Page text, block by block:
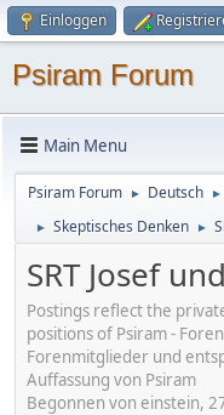
Einloggen
Psiram Forum
Main Menu
Psiram Forum ► Deutsch ►
► Skeptisches Denken ►
SRT Josef
Postings reflect the
positions of Psiram -
Forenmitglieder und
Auffassung von Psiram
Begonnen von einstein,